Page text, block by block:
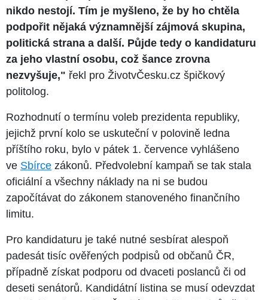
nikdo nestojí. Tím je myšleno, že by ho chtěla
podpořit nějaká významnější zájmová skupina,
politická strana a další. Půjde tedy o kandidaturu
za jeho vlastní osobu, což šance zrovna
nezvyšuje," řekl pro ŽivotvČesku.cz špičkový
politolog.
Rozhodnutí o termínu voleb prezidenta republiky,
jejichž první kolo se uskuteční v polovině ledna
příštího roku, bylo v pátek 1. července vyhlášeno
ve Sbírce zákonů. Předvolební kampaň se tak stala
oficiální a všechny náklady na ni se budou
započítávat do zákonem stanoveného finančního
limitu.
Pro kandidaturu je také nutné sesbírat alespoň
padesát tisíc ověřených podpisů od občanů ČR,
případně získat podporu od dvaceti poslanců či od
deseti senátorů. Kandidátní listina se musí odevzdat